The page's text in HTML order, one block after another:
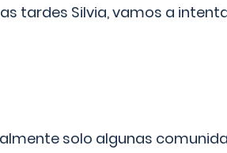
tardes Silvia, vamos a
solo algunas